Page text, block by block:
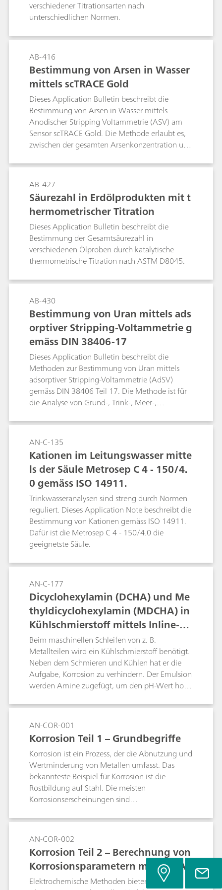
ASTM D664, die photometrische nach ASTM
D974 und die thermometrische Titration nach
verschiedener Titrationsarten nach
unterschiedlichen Normen.
AB-416
Bestimmung von Arsen in Wasser
mittels scTRACE Gold
Dieses Application Bulletin beschreibt die
Bestimmung von Arsen in Wasser mittels
Anodischer Stripping Voltammetrie (ASV) am
Sensor scTRACE Gold. Die Methode erlaubt es,
zwischen der gesamten Arsenkonzentration und
Bei einer Anreicherungszeit von 60 s, beträgt die
Nachweisgrenze für Gesamtarsen 0.9 µg/L, für
Arsen(III) 0.3 µg/L.
AB-427
Säurezahl in Erdölprodukten mit t
hermometrischer Titration
Dieses Application Bulletin beschreibt die
Bestimmung der Gesamtsäurezahl in
verschiedenen Ölproben durch katalytische
thermometrische Titration nach ASTM D8045.
AB-430
Bestimmung von Uran mittels ads
orptiver Stripping-Voltammetrie g
emäss DIN 38406-17
Dieses Application Bulletin beschreibt die
Methoden zur Bestimmung von Uran mittels
adsorptiver Stripping-Voltammetrie (AdSV)
gemäss DIN 38406 Teil 17. Die Methode ist für
die Analyse von Grund-, Trink-, Meer-,
die Urankonzentration von Bedeutung ist.
Selbstverständlich können die Methoden auch
für die Spurenanalytik in anderen Matrices
angewendet werden.Uran wird als
Chloranilsäure-Komplex bestimmt. Die
Nachweisgrenze in Proben mit geringer
Chloridkonzentration liegt bei ca. 50 ng/L und
in Meerwasser bei ca. 1 µg/L. Matrices mit
hohem Chloridgehalt können nur nach einer
Reduktion der Chloridkonzentration über einen
mit Sulfationen geladenen Ionenaustauscher
analysiert werden.
AN-C-135
Kationen im Leitungswasser mitte
ls der Säule Metrosep C 4 - 150/4.
0 gemäss ISO 14911.
Trinkwasseranalysen sind streng durch Normen
reguliert. Dieses Application Note beschreibt die
Bestimmung von Kationen gemäss ISO 14911.
Dafür ist die Metrosep C 4 - 150/4.0 die
geeignetste Säule.
AN-C-177
Dicyclohexylamin (DCHA) und Me
thyldicyclohexylamin (MDCHA) in
Kühlschmierstoff mittels Inline-Di
alyse
Beim maschinellen Schleifen von z. B.
Metallteilen wird ein Kühlschmierstoff benötigt.
Neben dem Schmieren und Kühlen hat er die
Aufgabe, Korrosion zu verhindern. Der Emulsion
werden Amine zugefügt, um den pH-Wert hoch
müssen neben anderen Aminkomponenten und
anorganischen Kationen DCHA und MDCHA
analysiert werden. Zur Vermeidung einer
Verunreinigung des IC-Systems mit Öl wird die
Inline-Dialyse eingesetzt. Der Nachweis erfolgt
durch direkte Leitfähigkeitsdetektion.
AN-COR-001
Korrosion Teil 1 – Grundbegriffe
Korrosion ist ein Prozess, der die Abnutzung und
Wertminderung von Metallen umfasst. Das
bekannteste Beispiel für Korrosion ist die
Rostbildung auf Stahl. Die meisten
Korrosionserscheinungen sind
mindestens zwei Reaktionen auf der Oberfläche
des korrodierenden Metalls.
AN-COR-002
Korrosion Teil 2 – Berechnung von
Korrosionsparametern mit NOVA
Elektrochemische Methoden bieten eine